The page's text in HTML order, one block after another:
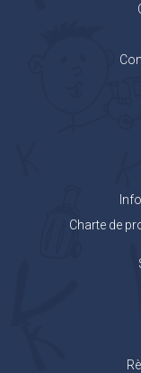
Charte de